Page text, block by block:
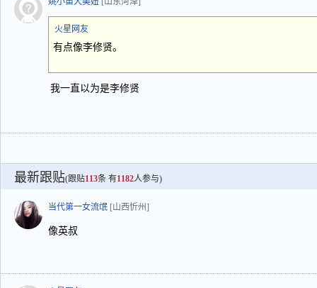
火星网友
有点像李修贤。
我一直以为是李修贤
最新跟贴(跟贴113条 有1182人参与)
当代第一女流氓 [山西忻州]
像英叔